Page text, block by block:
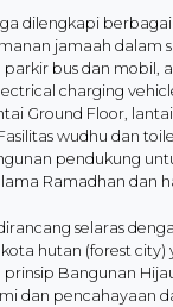
dilengkapi
jamaah dalam
bus dan mobil,
charging
Ground Floor,
wudhu dan
pendukung
Ramadhan dan
selaras
hutan (forest
Bangunan
dan pencahayaan